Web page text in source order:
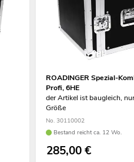
ROADINGER Spezial-
Profi, 6HE
der Artikel ist baugleich,
Größe
No. 30110002
Bestand reicht ca. 12 Wo.
285,00€